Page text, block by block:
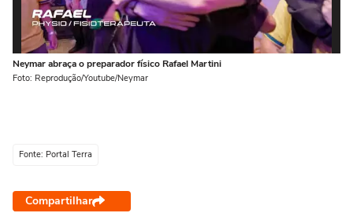
Neymar abraça o preparador físico Rafael Martini
Foto: Reprodução/Youtube/Neymar
Fonte: Portal Terra
Compartilhar